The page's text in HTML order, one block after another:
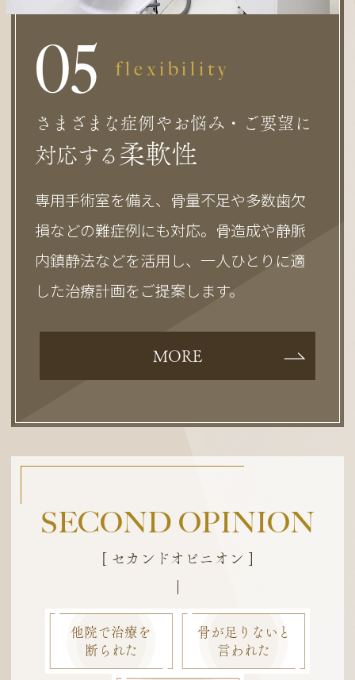
05 flexibility
さまざまな症例やお悩み・ご要望に
対応する 柔軟性
専用手術室を備え、骨量不足や多数歯欠
損などの難症例にも対応。骨造成や静脈
内鎮静法などを活用し、一人ひとりに適
した治療計画をご提案します。
MORE
SECOND OPINION
[ セカンドオピニオン ]
他院で治療を
断られた
骨が足りないと
言われた